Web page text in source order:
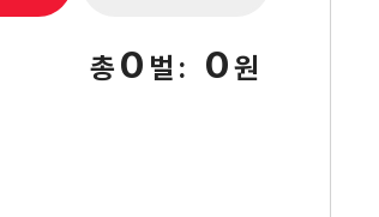
총0 벌: 0원